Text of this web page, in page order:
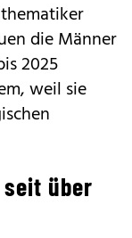
die Männer
2025
weil sie
über